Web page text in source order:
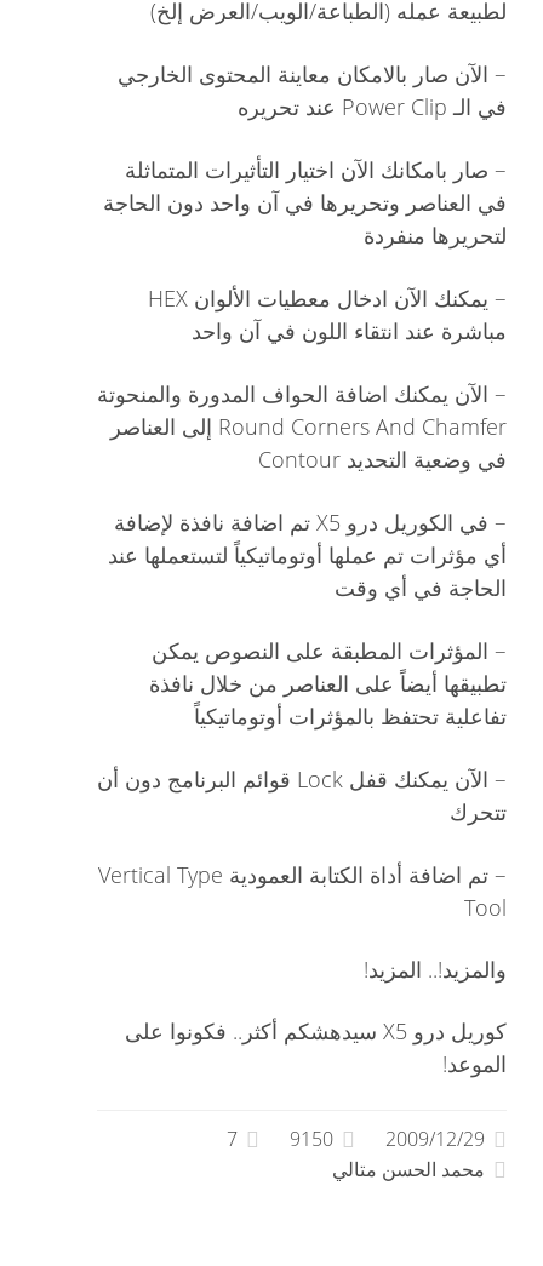
لطبيعة عمله (الطباعة/الويب/العرض إلخ)
– الآن صار بالامكان معاينة المحتوى الخارجي
في الـ Power Clip عند تحريره
– صار بامكانك الآن اختيار التأثيرات المتماثلة
في العناصر وتحريرها في آن واحد دون الحاجة
لتحريرها منفردة
–
يمكنك الآن ادخال معطيات الألوان HEX
مباشرة عند انتقاء اللون في آن واحد
– الآن يمكنك اضافة الحواف المدورة والمنحوتة
Round Corners And Chamfer إلى العناصر
في وضعية التحديد Contour
–
في الكوريل درو X5 تم اضافة نافذة لإضافة
أي مؤثرات تم عملها أوتوماتيكياً لتستعملها عند
الحاجة في أي وقت
– المؤثرات المطبقة على النصوص يمكن
تطبيقها أيضاً على العناصر من خلال نافذة
تفاعلية تحتفظ بالمؤثرات أوتوماتيكياً
–
الآن يمكنك قفل Lock قوائم البرنامج دون أن
تتحرك
–
تم اضافة أداة الكتابة العمودية Vertical Type
Tool
والمزيد!.. المزيد!
كوريل درو X5 سيدهشكم أكثر.. فكونوا على
الموعد!
2009/12/29
9150
7
محمد الحسن متالي